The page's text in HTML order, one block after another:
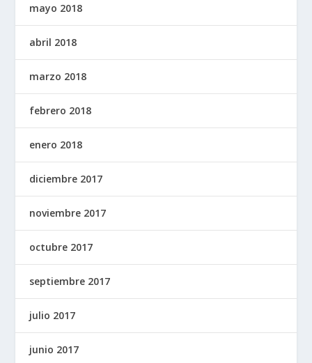
mayo 2018
abril 2018
marzo 2018
febrero 2018
enero 2018
diciembre 2017
noviembre 2017
octubre 2017
septiembre 2017
julio 2017
junio 2017